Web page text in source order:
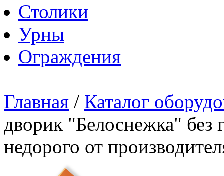
Столики
Урны
Ограждения
Главная / Каталог
дворик "Белоснежка"
недорого от